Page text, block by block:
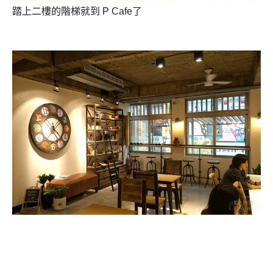
踏上二樓的階梯就到 P Cafe了